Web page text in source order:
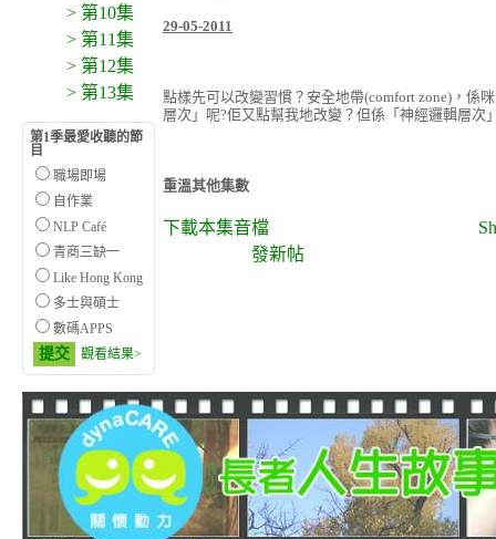
> 第10集
> 第11集
> 第12集
> 第13集
第1季最愛收聽的節
目
職場即場
自作業
NLP Café
青商三缺一
Like Hong Kong
多士與碩士
數碼APPS
提交 觀看結果>
29-05-2011
點樣先可以改變習慣？安全地帶(comfort zone)，係
層次」呢?佢又點幫我地改變？但係「神經邏輯層次
重溫其他集數
下載本集音檔
發新帖